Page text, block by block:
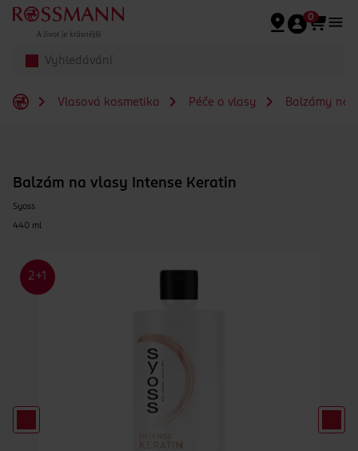
Přeskočit na hlavmní obsah
0
Vlasová kosmetika Péče o vlasy Balzámy na
Balzám na vlasy Intense Keratin
Syoss
440 ml